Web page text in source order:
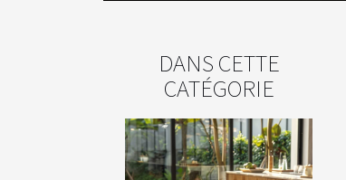
DANS CETTE
CATÉGORIE